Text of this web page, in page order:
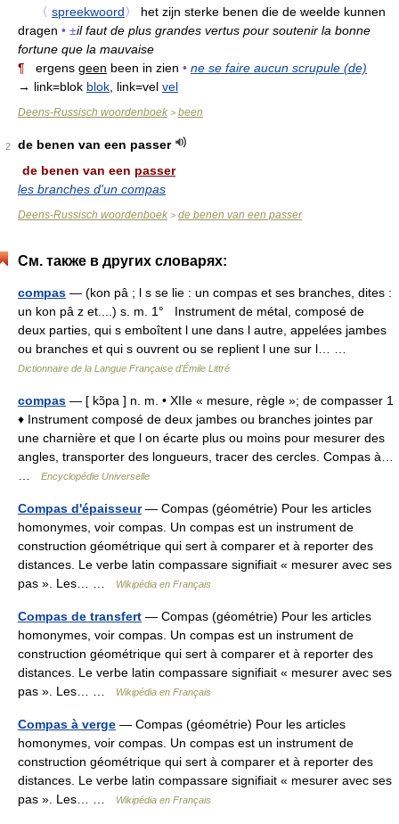
〈 spreekwoord〉
het zijn sterke benen die de weelde kunnen
dragen • ±il faut de plus grandes vertus pour soutenir la bonne
fortune que la mauvaise
¶ ergens geen been in zien • ne se faire aucun scrupule (de)
→ link=blok blok , link=vel vel
Deens-Russisch woordenboek > been
2
de benen van een passer
de benen van een passer
les branches d'un compas
Deens-Russisch woordenboek > de benen van een passer
См. также в других словарях:
compas — (kon pâ ; l s se lie : un compas et ses branches, dites :
un kon pâ z et....) s. m. 1° Instrument de métal, composé de
deux parties, qui s emboîtent l une dans l autre, appelées jambes
ou branches et qui s ouvrent ou se replient l une sur l… …
Dictionnaire de la Langue Française d'Émile Littré
compas — [ kɔ̃pa ] n. m. • XIIe « mesure, règle »; de compasser 1
♦ Instrument composé de deux jambes ou branches jointes par
une charnière et que l on écarte plus ou moins pour mesurer des
angles, transporter des longueurs, tracer des cercles. Compas à…
Encyclopédie Universelle
Compas d'épaisseur— Compas (géométrie) Pour les articles
homonymes, voir compas. Un compas est un instrument de
construction géométrique qui sert à comparer et à reporter des
distances. Le verbe latin compassare signifiait « mesurer avec ses
pas ». Les… …
Wikipédia en Français
Compas de transfert — Compas (géométrie) Pour les articles
homonymes, voir compas. Un compas est un instrument de
construction géométrique qui sert à comparer et à reporter des
distances. Le verbe latin compassare signifiait « mesurer avec ses
pas ». Les… …
Wikipédia en Français
Compas à verge — Compas (géométrie) Pour les articles
homonymes, voir compas. Un compas est un instrument de
construction géométrique qui sert à comparer et à reporter des
distances. Le verbe latin compassare signifiait « mesurer avec ses
pas ». Les… …
Wikipédia en Français